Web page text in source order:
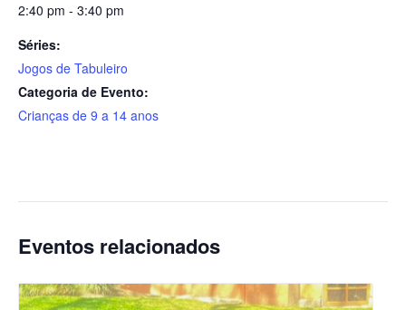
2:40 pm - 3:40 pm
Séries:
Jogos de Tabuleiro
Categoria de Evento:
Crianças de 9 a 14 anos
Eventos relacionados